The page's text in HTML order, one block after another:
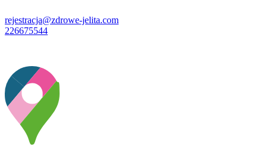
rejestracja@zdrowe-jelita.com
226675544